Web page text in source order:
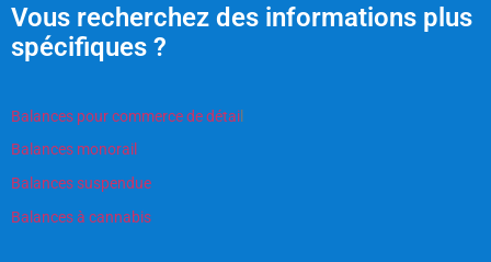
Vous recherchez des informations plus
spécifiques ?
Balances pour commerce de détai
Balances monorail
Balances suspendue
Balances à cannabis